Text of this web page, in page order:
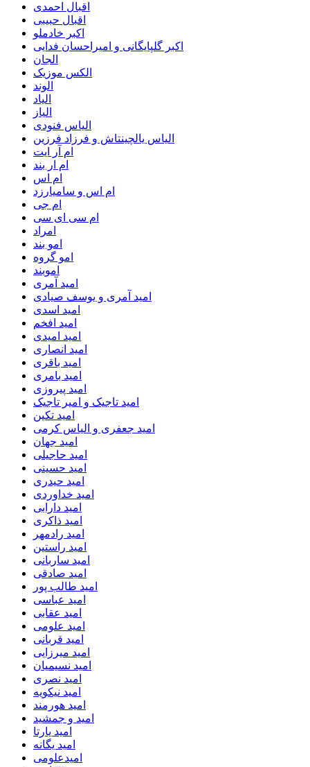
اقبال احمدی
اقبال حبیبی
اکبر خادملو
اکبر گلپایگانی و امیراحسان فدایی
الجان
الکس موزیک
الوند
الیاد
الیاز
الیاس فنودی
الیاس یالچینتاش و فرزاد فرزین
ام آر ایت
ام‌ ار بند
ام اس
ام اس و سامیارزد
ام جی
ام سی ای سی
امراد
امو بند
امو گروه
اموبند
امید آمری
امید آمری و یوسف صیادی
امید اسدی
امید افخم
امید امیدی
امید انصاری
امید باقری
امید بامری
امید پیروزی
امید تاجیک و امیر تاجیک
امید تکین
امید جعفری و الیاس کرمی
امید جهان
امید حاجیلی
امید حسینی
امید حیدری
امید خداوردی
امید دارابی
امید ذاکری
امید رادمهر
امید راستین
امید ساربانی
امید صادقی
امید طالب پور
امید عباسی
امید عقابی
امید علومی
امید قربانی
امید میرزایی
امید نسیمیان
امید نصری
امید نیکویه
امید هورمند
امید و جمشید
امید یارتا
امید یگانه
امیدعلومی